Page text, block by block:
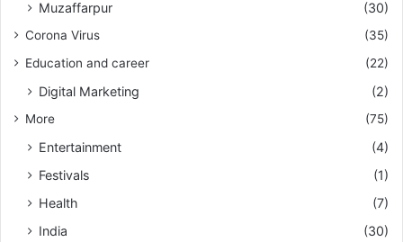
Muzaffarpur (30)
Corona Virus
(35)
Education and career
(22)
Digital Marketing (2)
More (75)
Entertainment
(4)
Festivals
(1)
Health
(7)
India
(30)